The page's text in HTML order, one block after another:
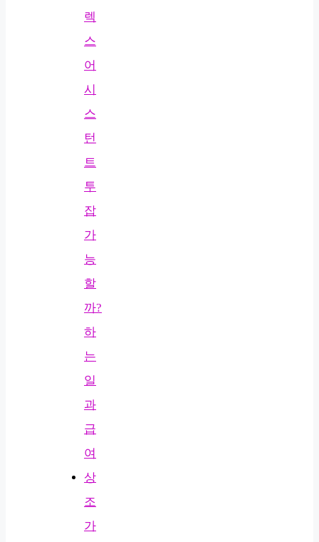
렉
스
어
시
스
턴
트
투
잡
가
능
할
까?
하
는
일
과
급
여
상
조
가